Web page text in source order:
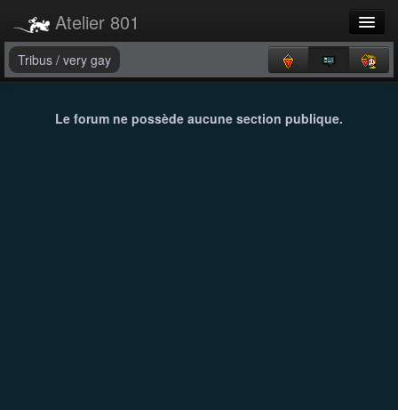
Atelier 801
Forums
Tribus / very gay
Le forum ne possède aucune section publique.